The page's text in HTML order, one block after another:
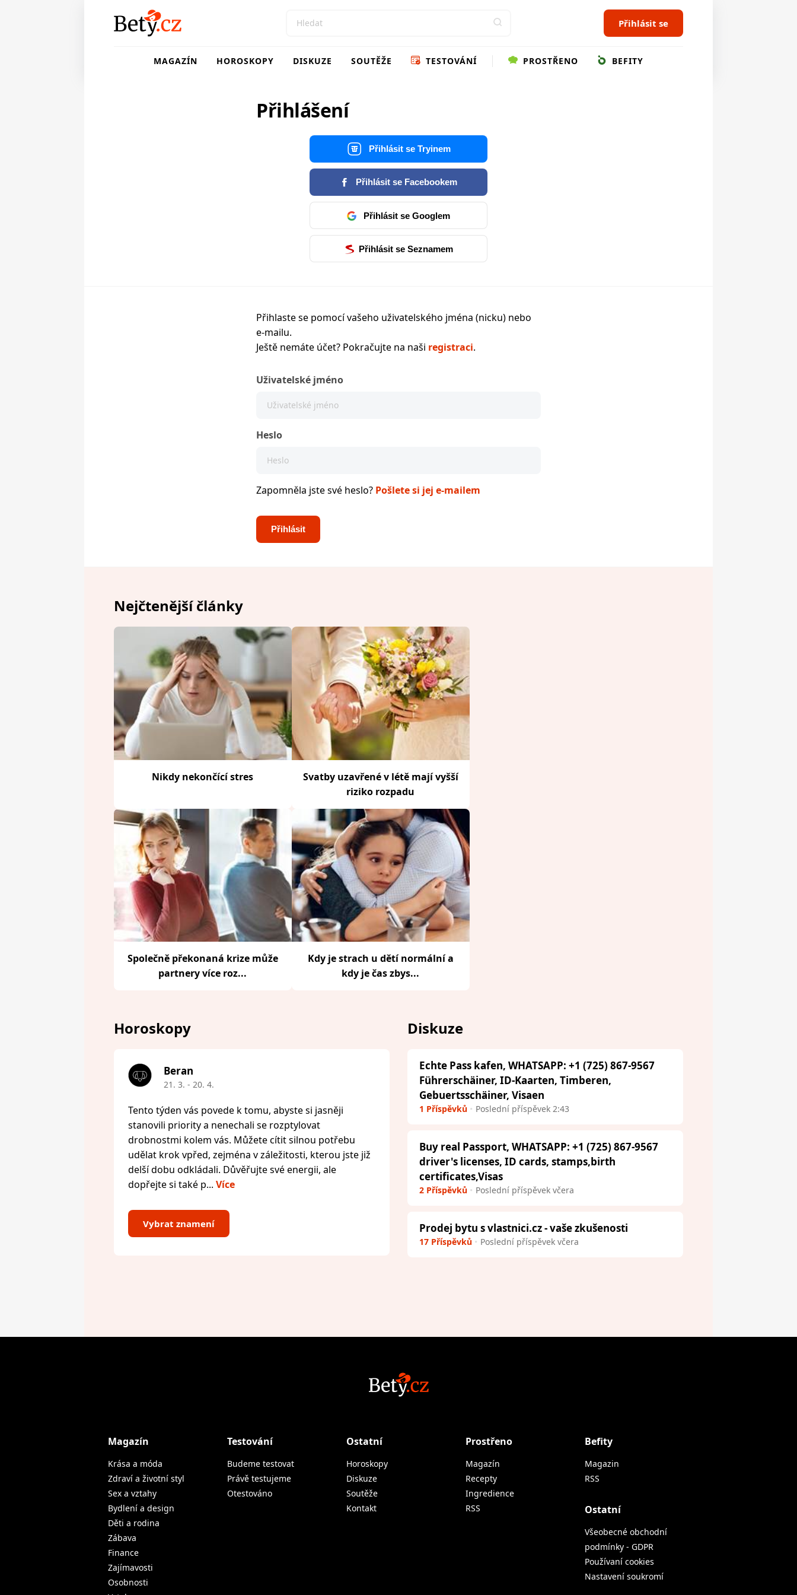
Přihlásit se
MAGAZÍN HOROSKOPY DISKUZE SOUTĚŽE TESTOVÁNÍ PROSTŘENO BEFITY
Přihlášení
Přihlásit se Tryinem
Přihlásit se Facebookem
Přihlásit se Googlem
Přihlásit se Seznamem
Přihlaste se pomocí vašeho uživatelského jména (nicku) nebo
e-mailu.
Ještě nemáte účet? Pokračujte na naši registraci.
Uživatelské jméno
Heslo
Zapomněla jste své heslo? Pošlete si jej e-mailem
Nejčtenější články
Nikdy nekončící stres
Svatby uzavřené v létě mají vyšší
riziko rozpadu
Společně překonaná krize může
partnery více roz...
Kdy je strach u dětí normální a
kdy je čas zbys...
Horoskopy
Beran
21. 3. - 20. 4.
Tento týden vás povede k tomu, abyste si jasněji
stanovili priority a nenechali se rozptylovat
drobnostmi kolem vás. Můžete cítit silnou potřebu
udělat krok vpřed, zejména v záležitosti, kterou jste již
delší dobu odkládali. Důvěřujte své energii, ale
dopřejte si také p... Více
Vybrat znamení
Diskuze
Echte Pass kafen, WHATSAPP: +1 (725) 867-9567
Führerschäiner, ID-Kaarten, Timberen,
Gebuertsschäiner, Visaen
1 Příspěvků Poslední příspěvek 2:43
Buy real Passport, WHATSAPP: +1 (725) 867-9567
driver's licenses, ID cards, stamps,birth
certificates,Visas
2 Příspěvků Poslední příspěvek včera
Prodej bytu s vlastnici.cz - vaše zkušenosti
17 Příspěvků Poslední příspěvek včera
Magazín
Krása a móda
Zdraví a životní styl
Sex a vztahy
Bydlení a design
Děti a rodina
Zábava
Finance
Zajímavosti
Osobnosti
Testování
Budeme testovat
Právě testujeme
Otestováno
Ostatní
Horoskopy
Diskuze
Soutěže
Kontakt
Prostřeno
Magazín
Recepty
Ingredience
RSS
Befity
Magazin
RSS
Ostatní
Všeobecné obchodní
podmínky - GDPR
Používaní cookies
Nastavení soukromí